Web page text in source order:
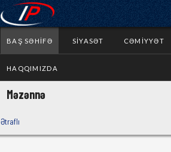
BAŞ SƏHIFƏ SIYASƏT CƏMIYYƏT
HAQQIMIZDA
Məzənnə
Ətraflı